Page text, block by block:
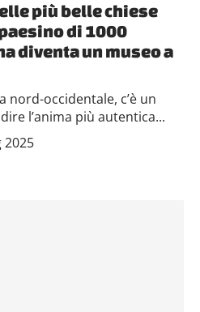
più belle chiese
di 1000
diventa un museo a
nord-occidentale, c’è un
l’anima più autentica...
2025